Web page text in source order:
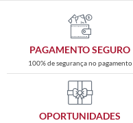
PAGAMENTO SEGURO
100% de segurança no pagamento
OPORTUNIDADES